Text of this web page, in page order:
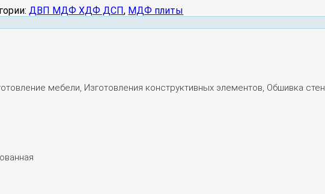
ДВП МДФ ХДФ ДСП, МДФ плиты
мебели, Изготовления конструктивных элементов, Обшивка